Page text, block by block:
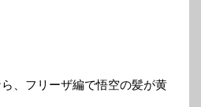
、フリーザ編で悟空の髪が黄